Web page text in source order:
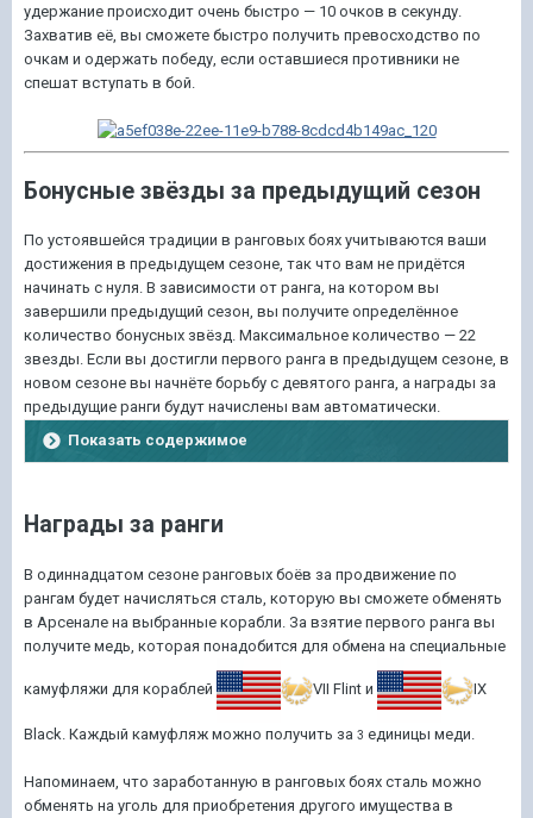
удержание происходит очень быстро — 10 очков в секунду.
Захватив её, вы сможете быстро получить превосходство по
очкам и одержать победу, если оставшиеся противники не
спешат вступать в бой.
Бонусные звёзды за предыдущий сезон
По устоявшейся традиции в ранговых боях учитываются ваши
достижения в предыдущем сезоне, так что вам не придётся
начинать с нуля. В зависимости от ранга, на котором вы
завершили предыдущий сезон, вы получите определённое
количество бонусных звёзд. Максимальное количество — 22
звезды. Если вы достигли первого ранга в предыдущем сезоне, в
новом сезоне вы начнёте борьбу с девятого ранга, а награды за
предыдущие ранги будут начислены вам автоматически.
Показать содержимое
Награды за ранги
В одиннадцатом сезоне ранговых боёв за продвижение по
рангам будет начисляться сталь, которую вы сможете обменять
в Арсенале на выбранные корабли. За взятие первого ранга вы
получите медь, которая понадобится для обмена на специальные
камуфляжи для кораблей VII Flint и IX
Black . Каждый камуфляж можно получить за 3 единицы меди.
Напоминаем, что заработанную в ранговых боях сталь можно
обменять на уголь для приобретения другого имущества в